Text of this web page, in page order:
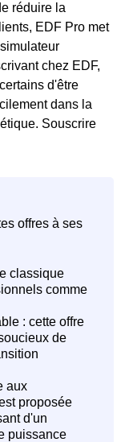
réduire la
EDF Pro met
chez EDF,
d'être
dans la
Souscrire
offres à ses